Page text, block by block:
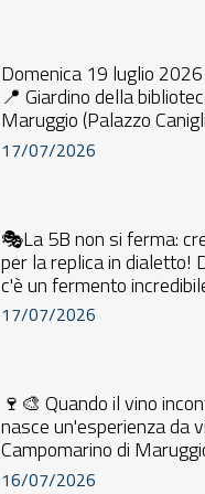
Domenica 19 luglio
📍 Giardino della
Maruggio (Palazzo
aspettia...
17/07/2026
🎭La 5B non si ferma:
per la replica in dialetto! Dietro le quinte
c'è un fermento
17/07/2026
🍷🎨 Quando il vino
nasce un'esperienza da
Campomarino di
ad ospitare un ev...
16/07/2026